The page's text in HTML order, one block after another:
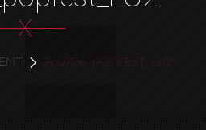
X
260726_POPFEST_LU2